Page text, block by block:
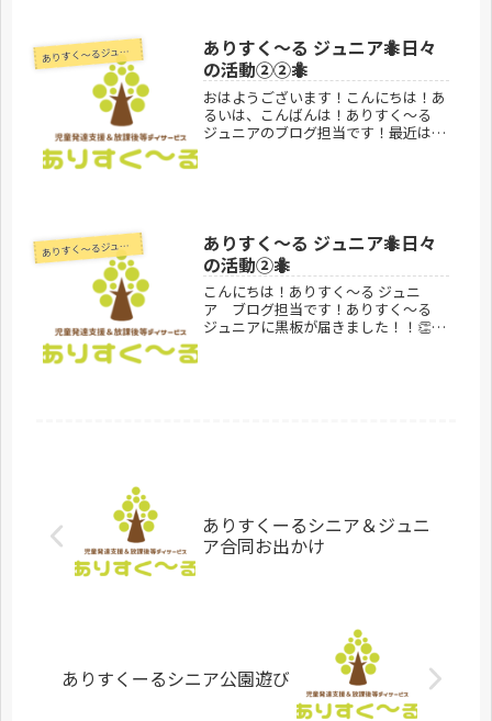
あ
りすく～るジュニア
ありすく〜る ジュニア🐜日々
の活動②②🐜
おはようございます！こんにちは！あ
るいは、こんばんは！ありすく～る
ジュニアのブログ担当です！最近はま
あ
りすく～るジュニア
ありすく〜る ジュニア🐜日々
の活動②🐜
こんにちは！ありすく〜る ジュニ
ア ブログ担当です！ありすく〜る
ジュニアに黒板が届きました！！👏み
ありすくーるシニア＆ジュニ
ア合同お出かけ
ありすくーるシニア公園遊び